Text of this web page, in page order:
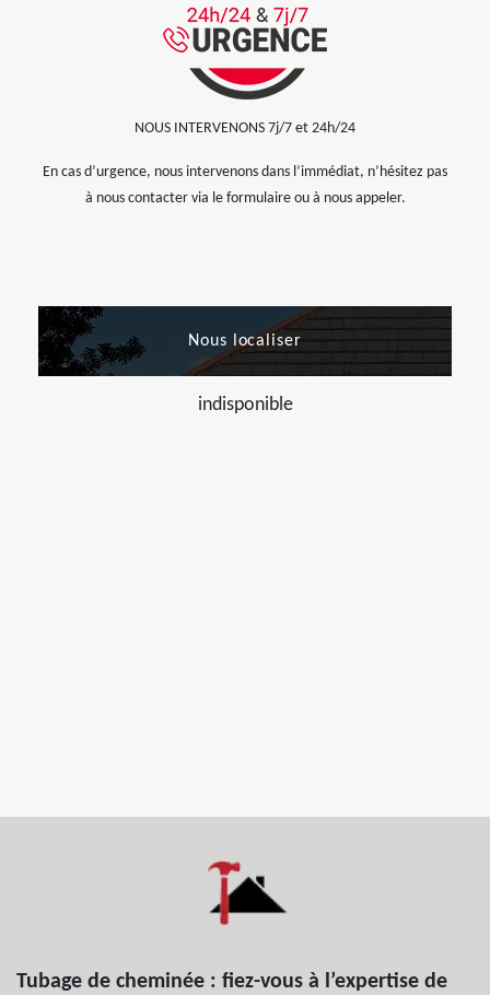
NOUS INTERVENONS 7j/7 et 24h/24
En cas d’urgence, nous intervenons dans l’immédiat, n’hésitez pas
à nous contacter via le formulaire ou à nous appeler.
Nous localiser
indisponible
Tubage de cheminée : fiez-vous à l’expertise de